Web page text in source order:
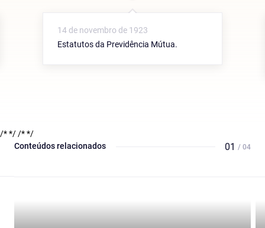
14 de novembro de 1923
Estatutos da Previdência Mútua.
/* *//* */
Conteúdos relacionados
01 / 04